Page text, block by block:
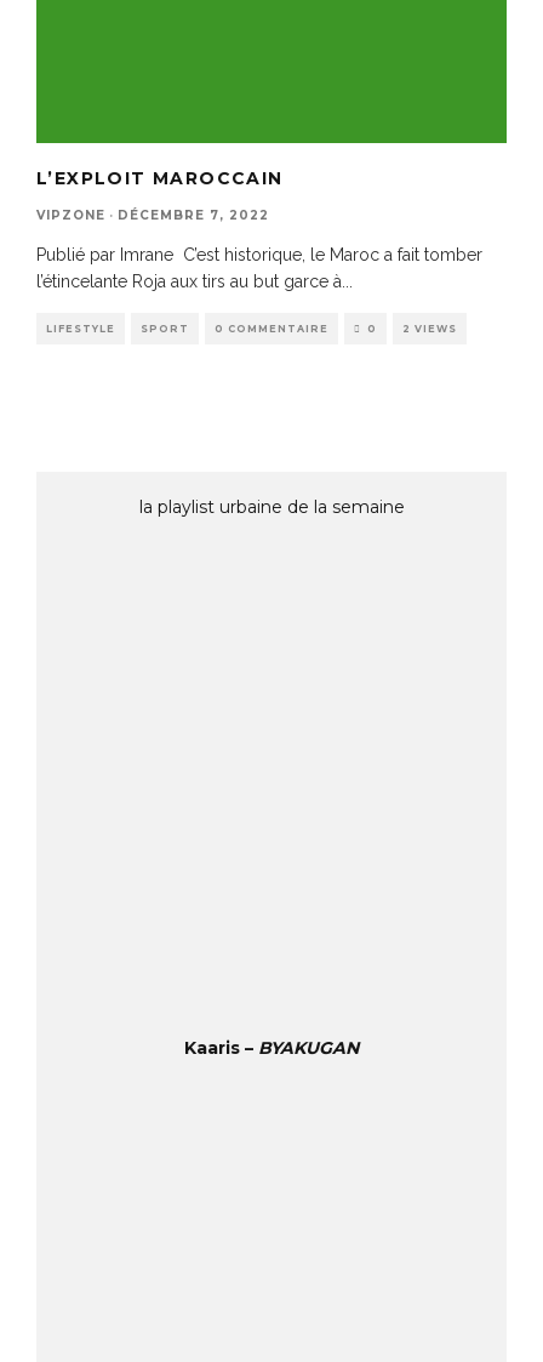
L’EXPLOIT MAROCCAIN
VIPZONE · DÉCEMBRE 7, 2022
Publié par Imrane C’est historique, le Maroc a fait tomber
l’étincelante Roja aux tirs au but garce à
LIFESTYLE SPORT 0 COMMENTAIRE 0 2 VIEWS
la playlist urbaine de la semaine
Kaaris – BYAKUGAN